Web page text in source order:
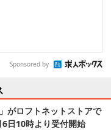
Sponsored by
がロフトネットストアで
日10時より受付開始